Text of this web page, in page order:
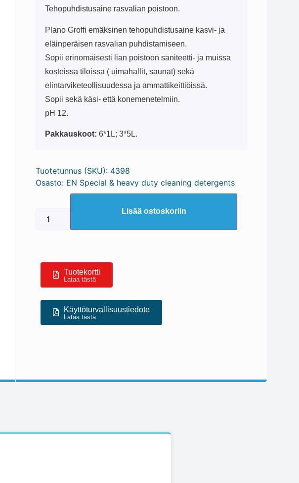
Tehopuhdistusaine rasvalian poistoon.
Plano Groffi emäksinen tehopuhdistusaine kasvi- ja
eläinperäisen rasvalian puhdistamiseen.
Sopii erinomaisesti lian poistoon saniteetti- ja muissa
kosteissa tiloissa ( uimahallit, saunat) sekä
elintarviketeollisuudessa ja ammattikeittiöissä.
Sopii sekä käsi- että konemenetelmiin.
pH 12.
Pakkauskoot: 6*1L; 3*5L.
Tuotetunnus (SKU): 4398
Osasto: EN Special & heavy duty cleaning detergents
Lisää ostoskoriin
Tuotekortti
Lataa tästä
Käyttöturvallisuustiedote
Lataa tästä